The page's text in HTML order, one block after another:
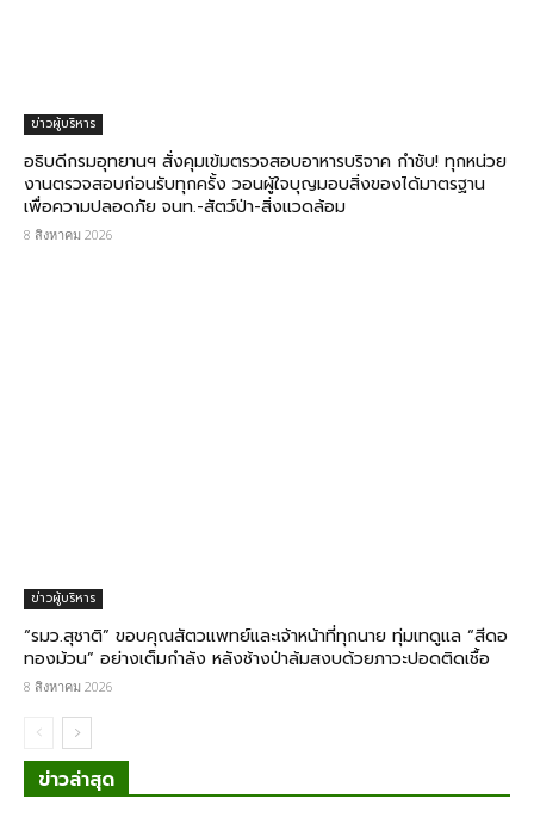
ข่าวผู้บริหาร
อธิบดีกรมอุทยานฯ สั่งคุมเข้มตรวจสอบอาหารบริจาค​ กำชับ! ทุกหน่วย
งานตรวจสอบก่อนรับทุกครั้ง วอนผู้ใจบุญมอบสิ่งของได้มาตรฐาน
เพื่อความปลอดภัย​ จนท.-สัตว์ป่า-สิ่งแวดล้อม
8 สิงหาคม 2026
ข่าวผู้บริหาร
“รมว.สุชาติ” ขอบคุณสัตวแพทย์และเจ้าหน้าที่ทุกนาย ทุ่มเทดูแล “สีดอ
ทองม้วน” อย่างเต็มกำลัง หลังช้างป่าล้มสงบด้วยภาวะปอดติดเชื้อ
8 สิงหาคม 2026
ข่าวล่าสุด